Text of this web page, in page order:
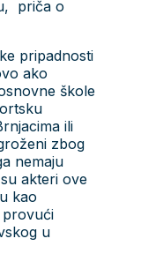
priča o
pripadnosti
ako
škole
ili
zbog
nemaju
akteri ove
kao
u